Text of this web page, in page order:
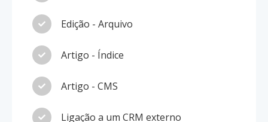
Edição - Arquivo
Artigo - Índice
Artigo - CMS
Ligação a um CRM externo